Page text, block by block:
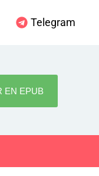
Telegram
EN EPUB